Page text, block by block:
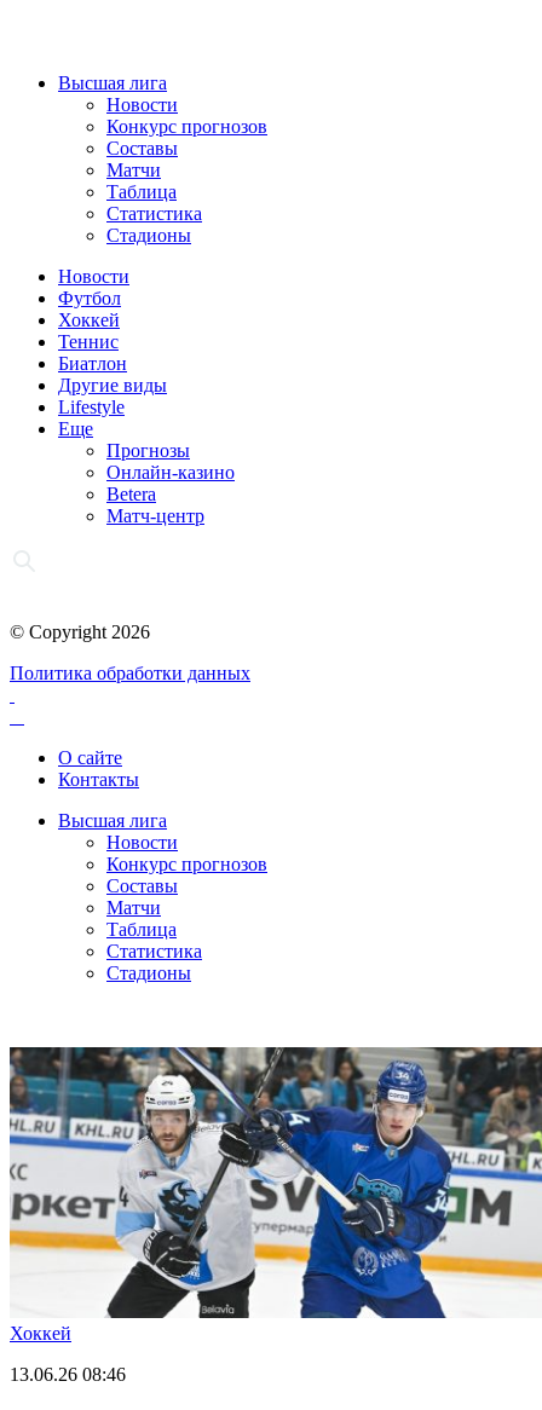
Высшая лига
Новости
Конкурс прогнозов
Составы
Матчи
Таблица
Статистика
Стадионы
Новости
Футбол
Хоккей
Теннис
Биатлон
Другие виды
Lifestyle
Еще
Прогнозы
Онлайн-казино
Betera
Матч-центр
© Copyright 2026
Политика обработки данных
О сайте
Контакты
Высшая лига
Новости
Конкурс прогнозов
Составы
Матчи
Таблица
Статистика
Стадионы
Хоккей
13.06.26 08:46